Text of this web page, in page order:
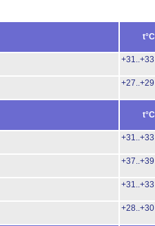
t°C
+31..+33
+27..+29
t°C
+31..+33
+37..+39
+31..+33
+28..+30